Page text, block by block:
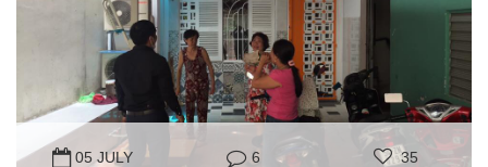
05 JULY 6 35